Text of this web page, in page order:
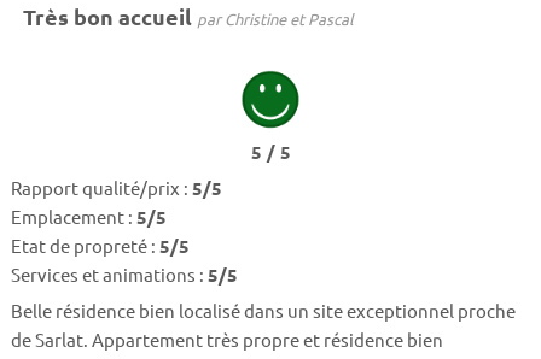
Très bon accueil par Christine et Pascal
5 / 5
Rapport qualité/prix : 5/5
Emplacement : 5/5
Etat de propreté : 5/5
Services et animations : 5/5
Belle résidence bien localisé dans un site exceptionnel proche
de Sarlat. Appartement très propre et résidence bien